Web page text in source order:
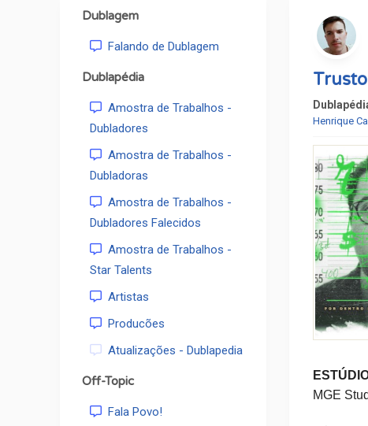
Dublagem
Falando de Dublagem
Dublapédia
Amostra de Trabalhos -
Dubladores
Amostra de Trabalhos -
Dubladoras
Amostra de Trabalhos -
Dubladores Falecidos
Amostra de Trabalhos -
Star Talents
Artistas
Producões
Atualizações - Dublapedia
Off-Topic
Fala Povo!
Henrique
MGE